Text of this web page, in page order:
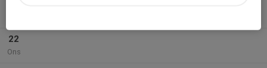
22
Ons